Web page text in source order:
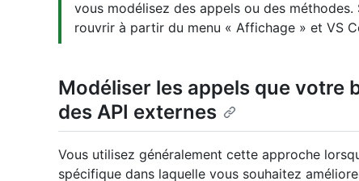
vous modélisez des appels ou des
rouvrir à partir du menu « Affichage » et VS
Modéliser les appels que votre
des API externes
Vous utilisez généralement cette approche
spécifique dans laquelle vous souhaitez